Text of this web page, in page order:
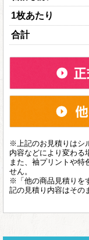
1枚あたり
合計
※上記のお見積りはシ
内容などにより変わる
また、袖プリントや特
せん。
※「他の商品見積りを
記の見積り内容はその